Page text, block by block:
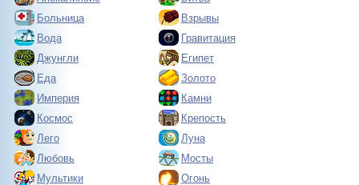
Больница
Взрывы
Вода
Гравитация
Джунгли
Египет
Еда
Золото
Империя
Камни
Космос
Крепость
Лего
Луна
Любовь
Мосты
Мультики
Огонь